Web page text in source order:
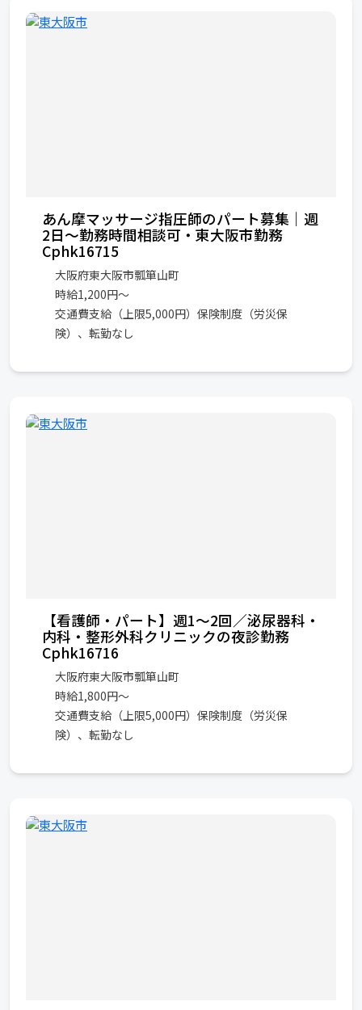
あん摩マッサージ指圧師のパート募集｜週
2日～勤務時間相談可・東大阪市勤務
Cphk16715
大阪府東大阪市瓢箪山町
時給1,200円〜
交通費支給（上限5,000円）保険制度（労災保
険）、転勤なし
【看護師・パート】週1～2回／泌尿器科・
内科・整形外科クリニックの夜診勤務
Cphk16716
大阪府東大阪市瓢箪山町
時給1,800円〜
交通費支給（上限5,000円）保険制度（労災保
険）、転勤なし